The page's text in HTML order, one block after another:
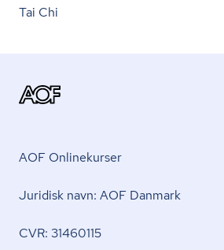
Tai Chi
AOF Onlinekurser
Juridisk navn: AOF Danmark
CVR: 31460115